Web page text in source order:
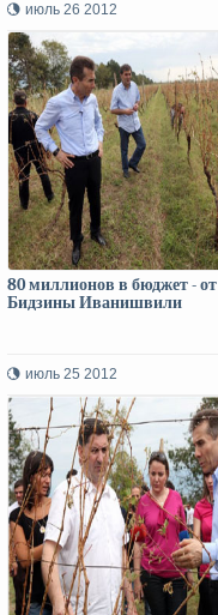
июль 26 2012
80 миллионов в бюджет - от
Бидзины Иванишвили
июль 25 2012